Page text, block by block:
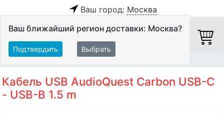
Ваш город: Москва
Ваш ближайший регион доставки: Москва?
Подтвердить Выбрать
Кабель USB AudioQuest Carbon USB-C
- USB-B 1.5 m